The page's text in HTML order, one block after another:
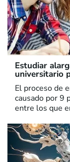
Estudiar
universitario
El proceso de
causado por 9
entre los que